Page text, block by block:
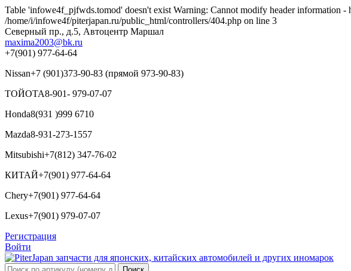
Table 'infowe4f_pjfwds.tomod' doesn't exist Warning: Cannot modify header information
/home/i/infowe4f/piterjapan.ru/public_html/controllers/404.php on line 3
Северный пр., д.5, Автоцентр Маршал
maxima2003@bk.ru
+7(901) 977-64-64
Nissan+7 (901)373-90-83 (прямой 973-90-83)
ТОЙОТА8-901- 979-07-07
Honda8(931 )999 6710
Mazda8-931-273-1557
Mitsubishi+7(812) 347-76-02
КИТАЙ+7(901) 977-64-64
Chery+7(901) 977-64-64
Lexus+7(901) 979-07-07
Регистрация
Войти